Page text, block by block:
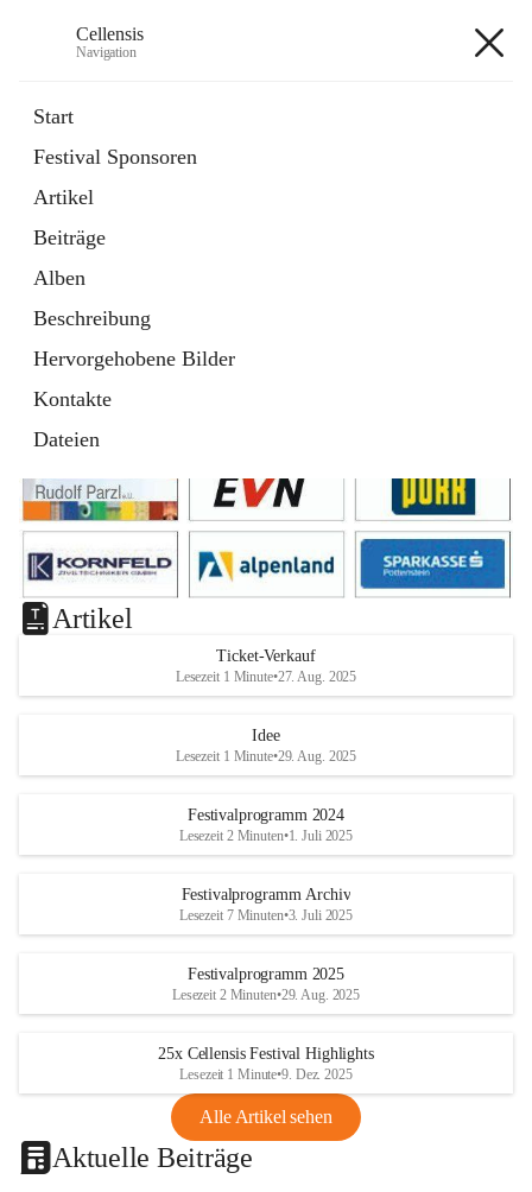
Cellensis
Navigation
Start
Festival Sponsoren
Artikel
Beiträge
Alben
Beschreibung
Hervorgehobene Bilder
Kontakte
Dateien
Festival Sponsoren
Artikel
Ticket-Verkauf
Lesezeit 1 Minute•27. Aug. 2025
Idee
Lesezeit 1 Minute•29. Aug. 2025
Festivalprogramm 2024
Lesezeit 2 Minuten•1. Juli 2025
Festivalprogramm Archiv
Lesezeit 7 Minuten•3. Juli 2025
Festivalprogramm 2025
Lesezeit 2 Minuten•29. Aug. 2025
25x Cellensis Festival Highlights
Lesezeit 1 Minute•9. Dez. 2025
Alle Artikel sehen
Aktuelle Beiträge